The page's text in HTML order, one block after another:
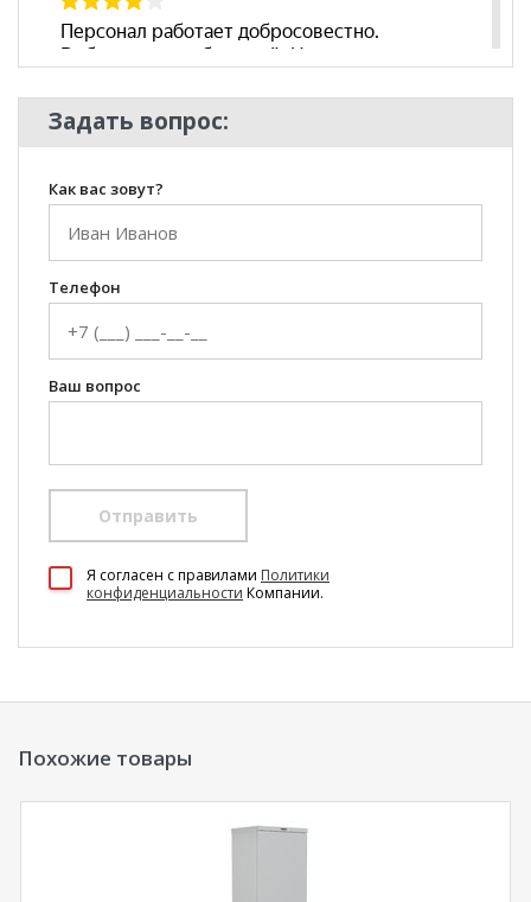
Задать вопрос:
Как вас зовут?
Телефон
Ваш вопрос
Отправить
Я согласен c правилами Политики
конфиденциальности Компании.
Похожие товары